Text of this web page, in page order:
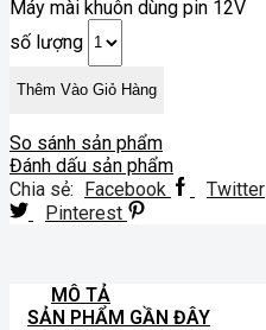
Máy mài khuôn dùng pin 12V
số lượng
Thêm Vào Giỏ Hàng
So sánh sản phẩm
Đánh dấu sản phẩm
Chia sẻ: Facebook
Twitter
Pinterest
MÔ TẢ
SẢN PHẨM GẦN ĐÂY